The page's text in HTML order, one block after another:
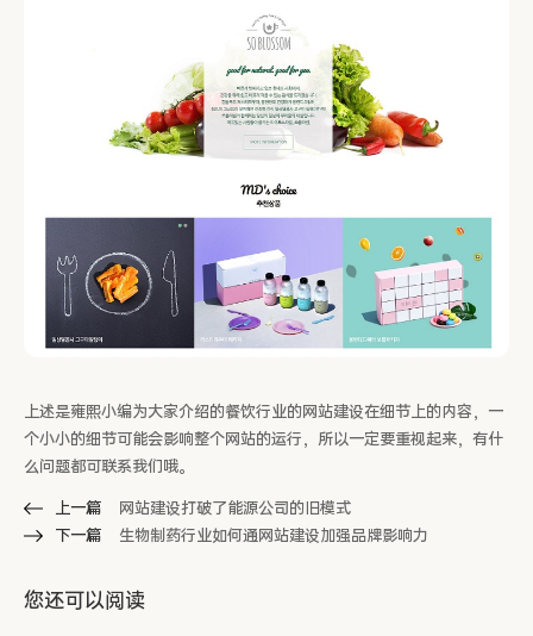
上述是雍熙小编为大家介绍的餐饮行业的网站建设在细节上的内容，一
个小小的细节可能会影响整个网站的运行，所以一定要重视起来，有什
么问题都可联系我们哦。
上一篇
网站建设打破了能源公司的旧模式
下一篇
生物制药行业如何通网站建设加强品牌影响力
您还可以阅读